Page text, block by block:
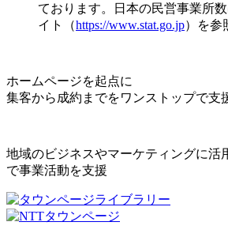
ております。日本の民営事業所
イト（https://www.stat.go.jp）を参
ホームページを起点に
集客から成約までをワンストップで支
地域のビジネスやマーケティングに活
で事業活動を支援